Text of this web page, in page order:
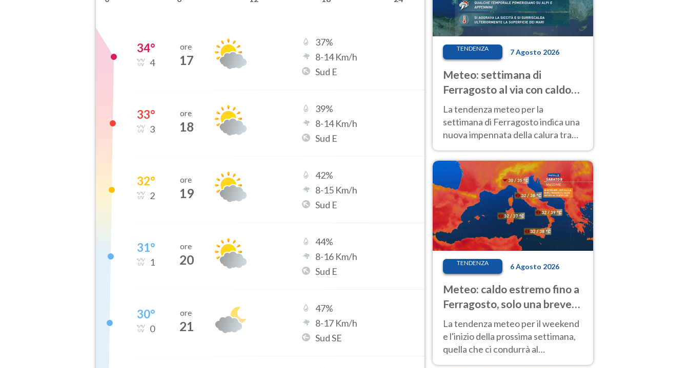
34°
4
ore
17
37%
8-14Km/h
Sud E
33°
3
ore
18
39%
8-14Km/h
Sud E
32°
2
ore
19
42%
8-15 Km/h
Sud E
31°
1
ore
20
44%
8-16 Km/h
Sud E
30°
0
ore
21
47%
8-17 Km/h
Sud SE
TENDENZA 7 Agosto 2026
Meteo: settimana di
Ferragosto al via con caldo
intenso e qualche temporale
La tendenza meteo per la
settimana di Ferragosto indica una
nuova impennata della calura tra
anche al Nord.
TENDENZA 6 Agosto 2026
Meteo: caldo estremo fino a
Ferragosto, solo una breve
pausa. Ecco dove
La tendenza meteo per il weekend
e l'inizio della prossima settimana,
quella che ci condurrà al